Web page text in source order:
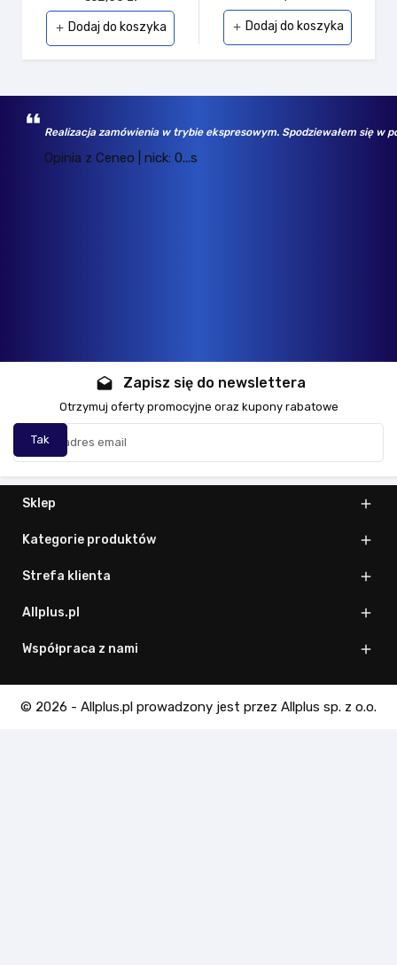
add Dodaj do koszyka add Dodaj do koszyka
Realizacja zamówienia w trybie ekspresowym. Spodziewałem się w
Opinia z Ceneo | nick: 0...s
drafts Zapisz się do newslettera
Otrzymuj oferty promocyjne oraz kupony rabatowe
Sklep 
Kategorie produktów 
Strefa klienta 
Allplus.pl 
Współpraca z nami 
© 2026 - Allplus.pl prowadzony jest przez Allplus sp. z o.o.